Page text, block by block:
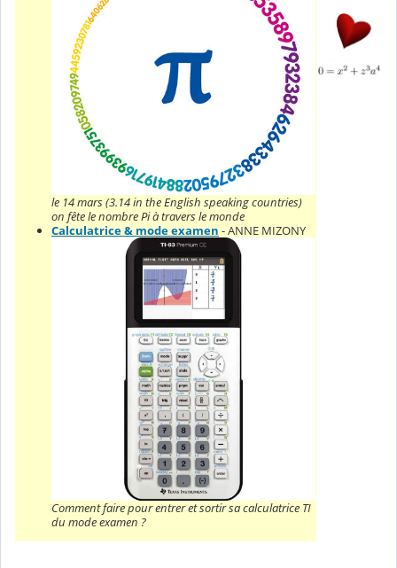
le 14 mars (3.14 in the English speaking countries)
on fête le nombre Pi à travers le monde
Calculatrice & mode examen - ANNE MIZONY
Comment faire pour entrer et sortir sa calculatrice TI
du mode examen ?